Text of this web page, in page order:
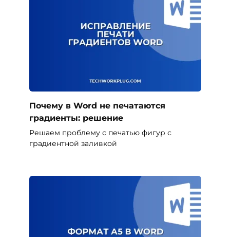
Почему в Word не печатаются
градиенты: решение
Решаем проблему с печатью фигур с
градиентной заливкой